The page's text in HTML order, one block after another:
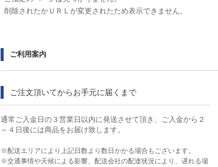
削除されたかＵＲＬが変更されたため表示できません。
ご利用案内
ご注文頂いてからお手元に届くまで
通常ご入金日の３営業日以内に発送させて頂き、ご入金から２
～４日後には商品をお届け致します。
※配送エリアにより上記日数より数日かかる場合もございます。
※交通事情や天候による影響、配送会社の配達状況により、遅れる場